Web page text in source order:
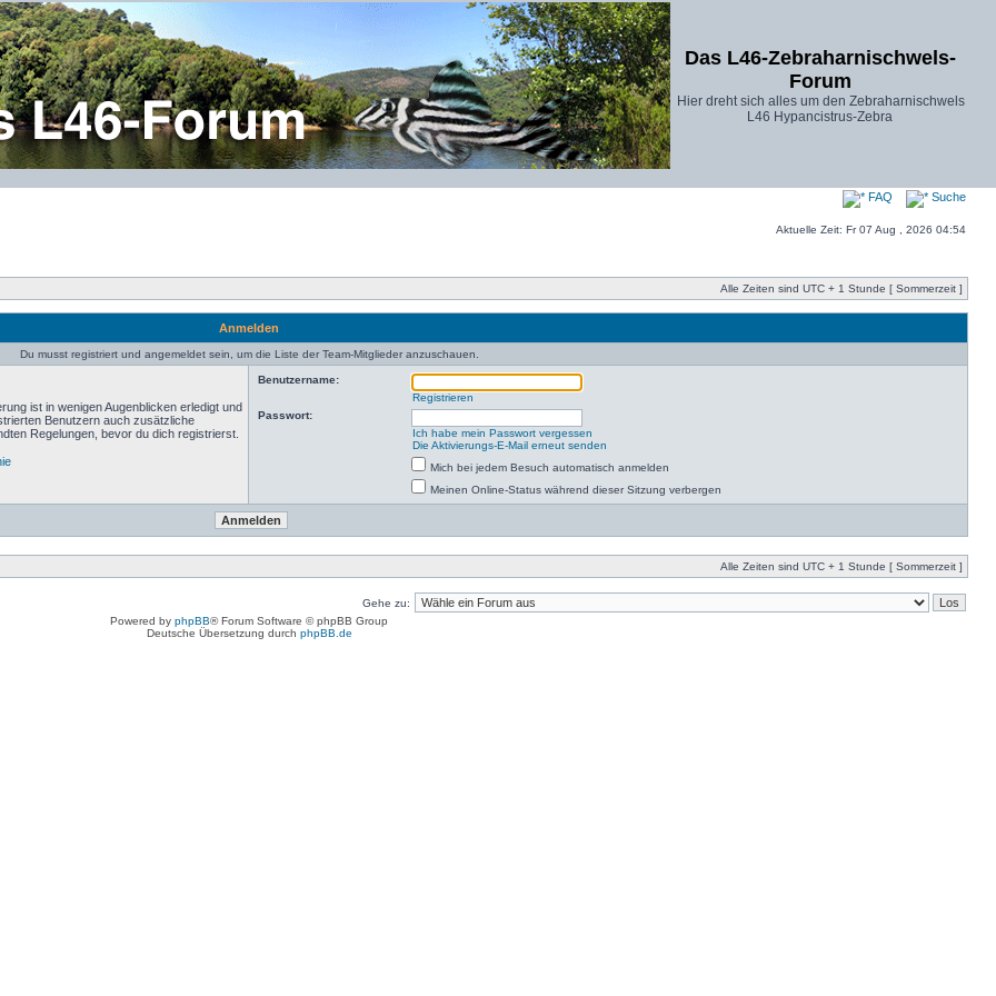
Das L46-Zebraharnischwels-
Forum
Hier dreht sich alles um den Zebraharnischwels
L46 Hypancistrus-Zebra
FAQ Suche
Aktuelle Zeit: Fr 07 Aug , 2026 04:54
Alle Zeiten sind UTC + 1 Stunde [ Sommerzeit ]
Anmelden
Du musst registriert und angemeldet sein, um die Liste der Team-Mitglieder anzuschauen.
ist in wenigen Augenblicken erledigt und
Benutzern auch zusätzliche
Regelungen, bevor du dich registrierst.
Benutzername:
Registrieren
Passwort:
Ich habe mein Passwort vergessen
Die Aktivierungs-E-Mail erneut senden
Mich bei jedem Besuch automatisch anmelden
Meinen Online-Status während dieser Sitzung verbergen
Alle Zeiten sind UTC + 1 Stunde [ Sommerzeit ]
Gehe zu:
Powered by phpBB® Forum Software © phpBB Group
Deutsche Übersetzung durch phpBB.de